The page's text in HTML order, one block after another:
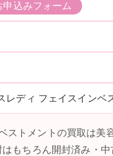
申込みフォーム
レディ フェイスインベ
ストメントの買取は美
もちろん開封済み・